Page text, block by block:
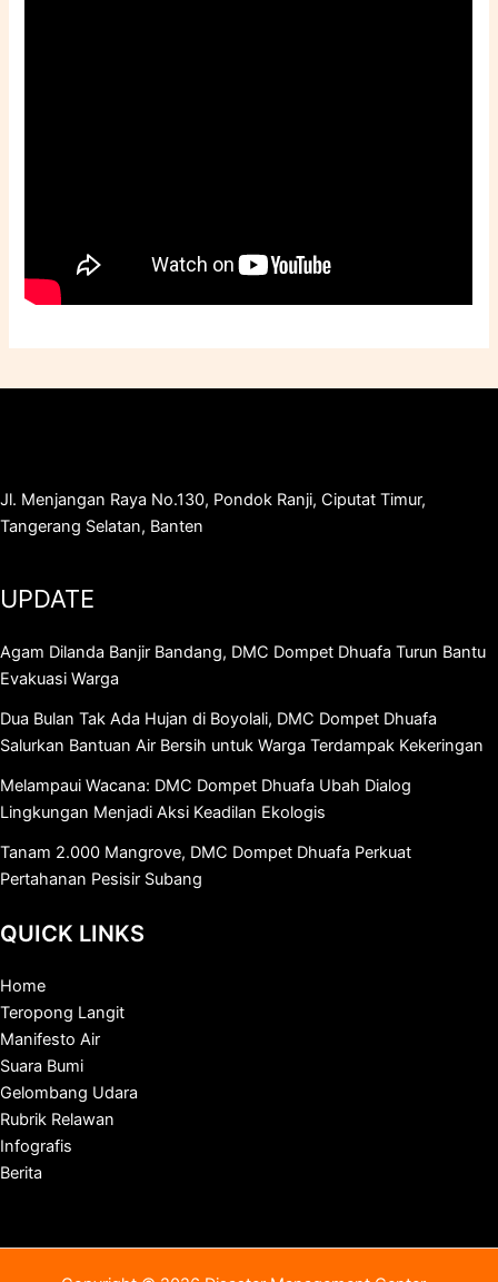
Jl. Menjangan Raya No.130, Pondok Ranji, Ciputat Timur,
Tangerang Selatan, Banten
UPDATE
Agam Dilanda Banjir Bandang, DMC Dompet Dhuafa Turun Bantu
Evakuasi Warga
Dua Bulan Tak Ada Hujan di Boyolali, DMC Dompet Dhuafa
Salurkan Bantuan Air Bersih untuk Warga Terdampak Kekeringan
Melampaui Wacana: DMC Dompet Dhuafa Ubah Dialog
Lingkungan Menjadi Aksi Keadilan Ekologis
Tanam 2.000 Mangrove, DMC Dompet Dhuafa Perkuat
Pertahanan Pesisir Subang
QUICK LINKS
Home
Teropong Langit
Manifesto Air
Suara Bumi
Gelombang Udara
Rubrik Relawan
Infografis
Berita